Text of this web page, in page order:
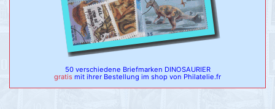
50 verschiedene Briefmarken DINOSAURIER
gratis mit ihrer Bestellung im shop von Philatelie.fr